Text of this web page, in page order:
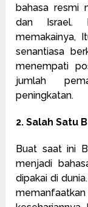
bahasa resmi
dan Israel.
memakainya,
senantiasa
menempati
jumlah
peningkatan.
2. Salah Satu
Buat saat ini
menjadi
dipakai di